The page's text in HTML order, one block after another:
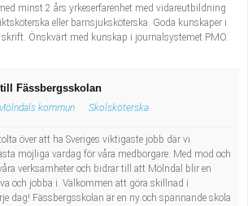
minst 2 års yrkeserfarenhet med vidareutbildning
eller barnsjuksköterska. Goda kunskaper i
skrift. Önskvärt med kunskap i journalsystemet PMO.
Fässbergsskolan
kommun Skolsköterska
över att ha Sveriges viktigaste jobb där vi
möjliga vardag för våra medborgare. Med mod och
verksamheter och bidrar till att Mölndal blir en
och jobba i. Välkommen att göra skillnad i
dag! Fässbergsskolan är en ny och spännande skola